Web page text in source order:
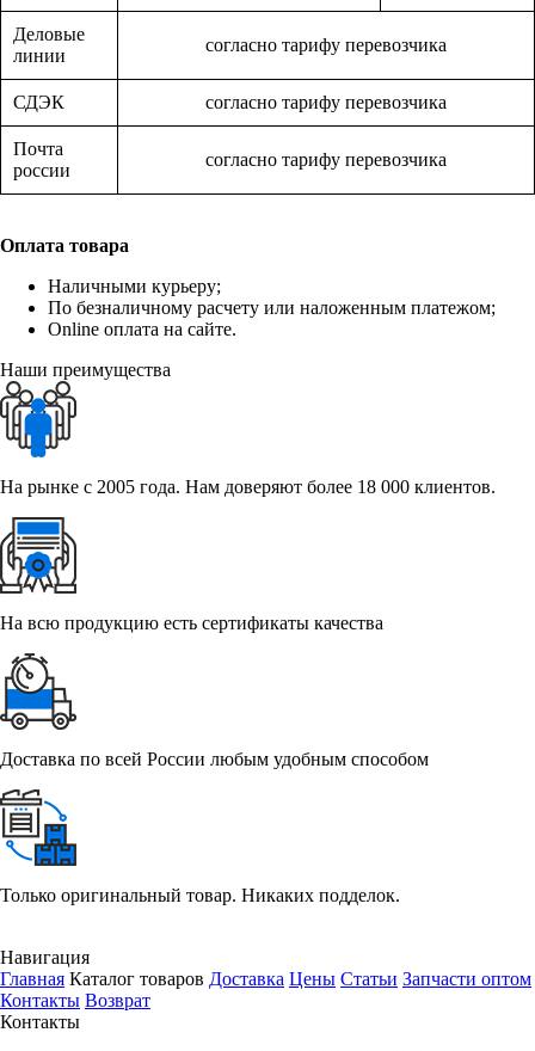
Деловые
линии
согласно тарифу перевозчика
СДЭК согласно тарифу перевозчика
Почта
россии
согласно тарифу перевозчика
Оплата товара
Наличными курьеру;
По безналичному расчету или наложенным платежом;
Online оплата на сайте.
Наши преимущества
На рынке с 2005 года. Нам доверяют более 18 000 клиентов.
На всю продукцию есть сертификаты качества
Доставка по всей России любым удобным способом
Только оригинальный товар. Никаких подделок.
Навигация
Главная Каталог товаров Доставка Цены Статьи Запчасти оптом
Контакты Возврат
Контакты